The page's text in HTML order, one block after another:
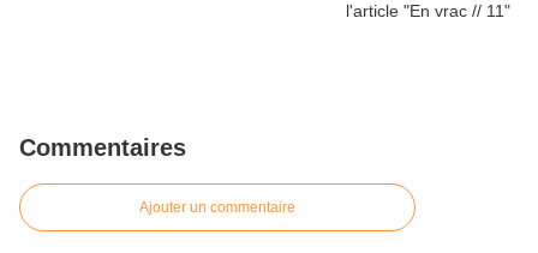
Commentaires
Ajouter un commentaire